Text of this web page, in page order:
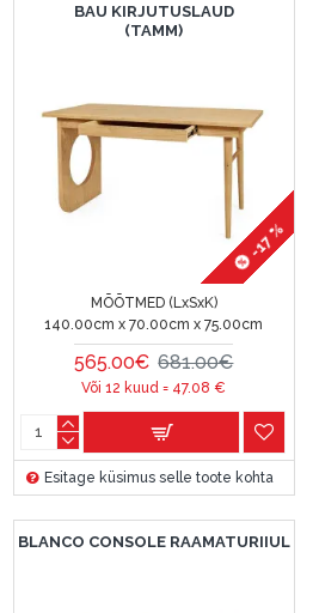
BAU KIRJUTUSLAUD
(TAMM)
-17 %
MÕÕTMED (LxSxK)
140.00cm x 70.00cm x 75.00cm
565.00€ 681.00€
Või 12 kuud = 47.08 €
Esitage küsimus selle toote kohta
BLANCO CONSOLE RAAMATURIIUL